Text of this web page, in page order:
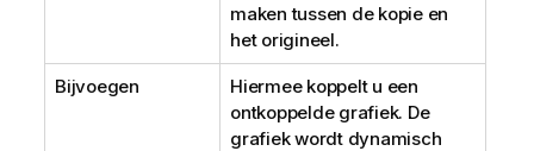
maken tussen de kopie en
het origineel.
Bijvoegen
Hiermee koppelt u een
ontkoppelde grafiek. De
grafiek wordt dynamisch